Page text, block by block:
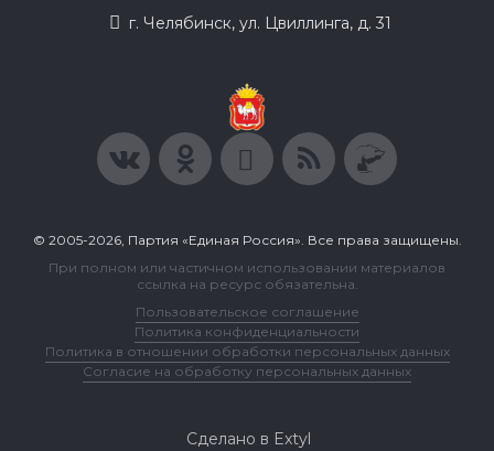
г. Челябинск, ул. Цвиллинга, д. 31
© 2005-2026, Партия «Единая Россия». Все права защищены.
При полном или частичном использовании материалов
ссылка на ресурс обязательна.
Пользовательское соглашение
Политика конфиденциальности
Политика в отношении обработки персональных данных
Согласие на обработку персональных данных
Сделано в Extyl